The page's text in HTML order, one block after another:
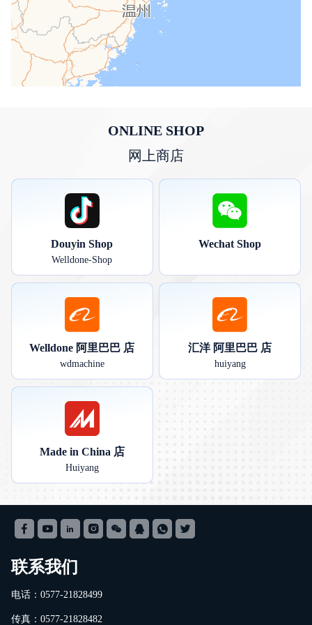
ONLINE SHOP
网上商店
Douyin Shop
Welldone-Shop
Wechat Shop
Welldone 阿里巴巴 店
wdmachine
汇洋 阿里巴巴 店
huiyang
Made in China 店
Huiyang
联系我们
电话：0577-21828499
传真：0577-21828482